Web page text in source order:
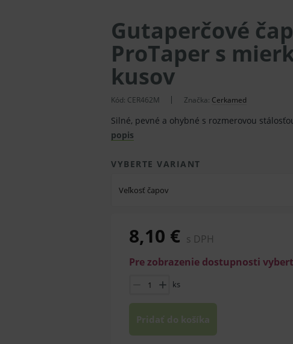
Gutaperčové
ProTaper s
kusov
Kód: CER462M Značka: Cerkamed
Silné, pevné a ohybné s rozmerovou
popis
VYBERTE VARIANT
Veľkosť čapov
8,10 € s DPH
Pre zobrazenie dostupnosti
ks
Pridať do košíka